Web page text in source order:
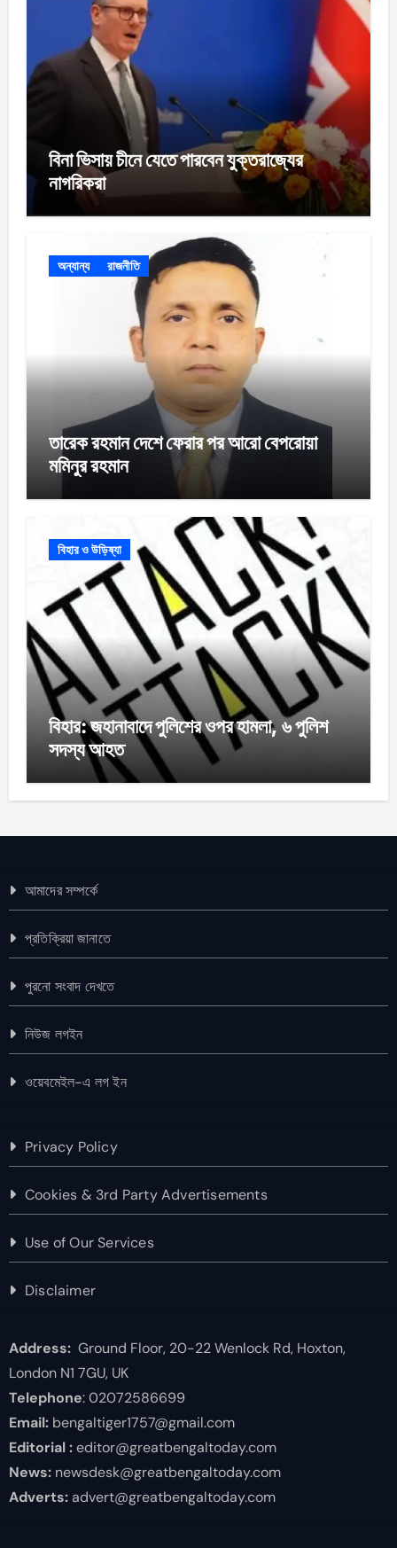
বিনা ভিসায় চীনে যেতে পারবেন যুক্তরাজ্যের
নাগরিকরা
অন্যান্য রাজনীতি
তারেক রহমান দেশে ফেরার পর আরো বেপরোয়া
মমিনুর রহমান
বিহার ও উড়িষ্যা
বিহার: জহানাবাদে পুলিশের ওপর হামলা, ৬ পুলিশ
সদস্য আহত
আমাদের সম্পর্কে
প্রতিক্রিয়া জানাতে
পুরনো সংবাদ দেখতে
নিউজ লগইন
ওয়েবমেইল-এ লগ ইন
Privacy Policy
Cookies & 3rd Party Advertisements
Use of Our Services
Disclaimer
Address:Ground Floor, 20-22 Wenlock Rd, Hoxton,
London N1 7GU, UK
Telephone: 02072586699
Email:bengaltiger1757@gmail.com
Editorial :editor@greatbengaltoday.com
News:newsdesk@greatbengaltoday.com
Adverts:advert@greatbengaltoday.com